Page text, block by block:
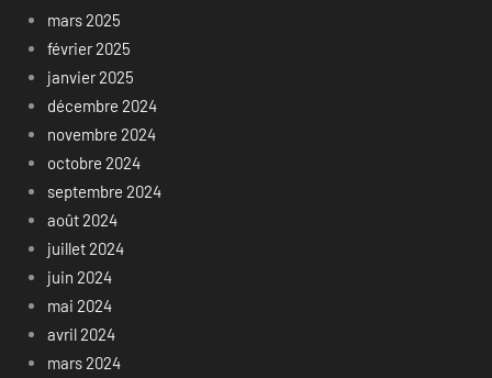
mars 2025
février 2025
janvier 2025
décembre 2024
novembre 2024
octobre 2024
septembre 2024
août 2024
juillet 2024
juin 2024
mai 2024
avril 2024
mars 2024